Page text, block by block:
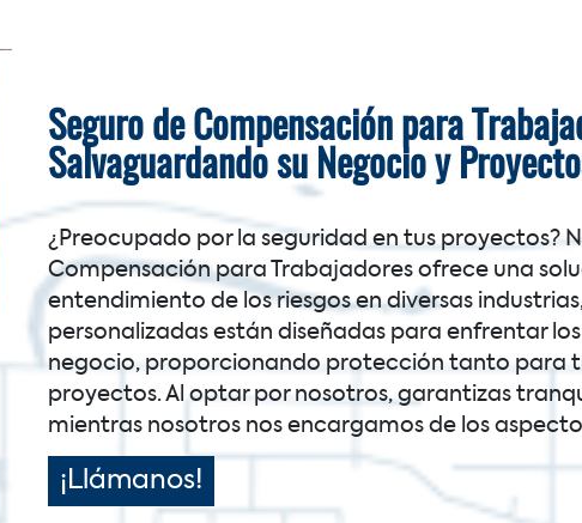
Seguro de Compensación para
Salvaguardando su Negocio y
¿Preocupado por la seguridad en tus proyectos?
Compensación para Trabajadores ofrece una
entendimiento de los riesgos en diversas
personalizadas están diseñadas para enfrentar
negocio, proporcionando protección tanto para
proyectos. Al optar por nosotros, garantizas
mientras nosotros nos encargamos de los
¡Llámanos!